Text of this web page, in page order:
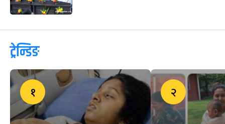
ट्रेन्डिङ
१ २